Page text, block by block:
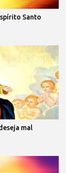
Santo
mal